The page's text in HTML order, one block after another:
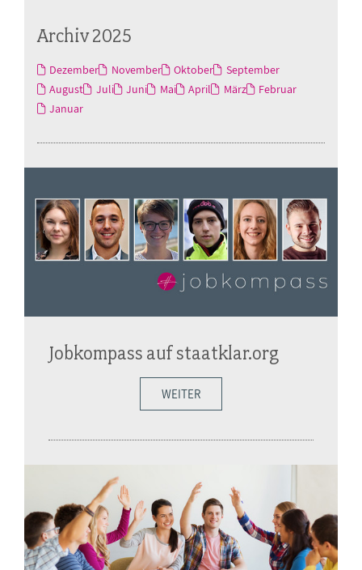
Archiv 2025
Dezember November Oktober
September
August
Juli Juni Mai April März
Februar
Januar
Jobkompass auf staatklar.org
WEITER